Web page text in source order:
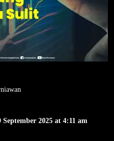
2025 at 4:11 am